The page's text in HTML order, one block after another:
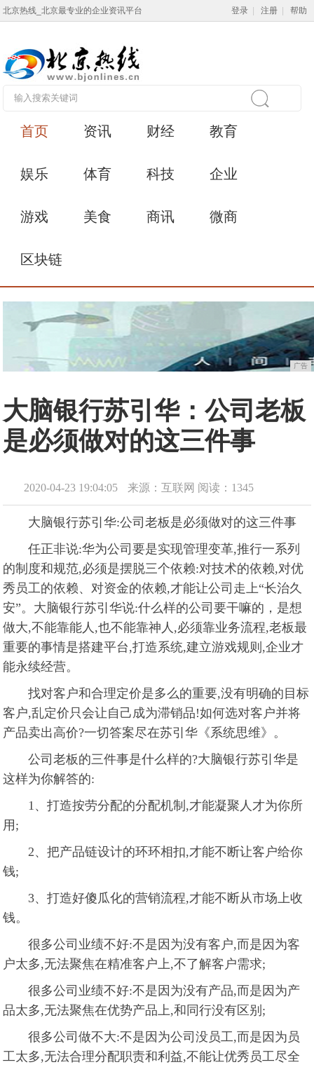
北京热线_北京最专业的企业资讯平台 登录 注册 帮助
首页 资讯 财经 教育
娱乐 体育 科技 企业
游戏 美食 商讯 微商
区块链
广告
大脑银行苏引华：公司老板
是必须做对的这三件事
2020-04-23 19:04:05 来源：互联网 阅读：1345
大脑银行苏引华:公司老板是必须做对的这三件事
任正非说:华为公司要是实现管理变革,推行一系列
的制度和规范,必须是摆脱三个依赖:对技术的依赖,对优
秀员工的依赖、对资金的依赖,才能让公司走上“长治久
安”。大脑银行苏引华说:什么样的公司要干嘛的，是想
做大,不能靠能人,也不能靠神人,必须靠业务流程,老板最
重要的事情是搭建平台,打造系统,建立游戏规则,企业才
能永续经营。
找对客户和合理定价是多么的重要,没有明确的目标
客户,乱定价只会让自己成为滞销品!如何选对客户并将
产品卖出高价?一切答案尽在苏引华《系统思维》。
公司老板的三件事是什么样的?大脑银行苏引华是
这样为你解答的:
1、打造按劳分配的分配机制,才能凝聚人才为你所
用;
2、把产品链设计的环环相扣,才能不断让客户给你
钱;
3、打造好傻瓜化的营销流程,才能不断从市场上收
钱。
很多公司业绩不好:不是因为没有客户,而是因为客
户太多,无法聚焦在精准客户上,不了解客户需求;
很多公司业绩不好:不是因为没有产品,而是因为产
品太多,无法聚焦在优势产品上,和同行没有区别;
很多公司做不大:不是因为公司没员工,而是因为员
工太多,无法合理分配职责和利益,不能让优秀员工尽全